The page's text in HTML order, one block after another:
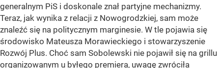
generalnym PiS i doskonale znał partyjne mechanizmy.
Teraz, jak wynika z relacji z Nowogrodzkiej, sam może
znaleźć się na politycznym marginesie. W tle pojawia się
środowisko Mateusza Morawieckiego i stowarzyszenie
Rozwój Plus. Choć sam Sobolewski nie pojawił się na grillu
organizowanym u byłego premiera, uwagę zwróciła